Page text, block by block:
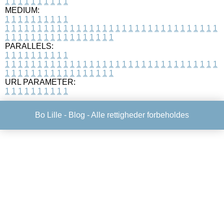
MEDIUM:
1 1 1 1 1 1 1 1 1 1
1 1 1 1 1 1 1 1 1 1 1 1 1 1 1 1 1 1 1 1 1 1 1 1 1 1 1 1 1 1 1 1 1
1 1 1 1 1 1 1 1 1 1 1 1 1 1 1 1 1
PARALLELS:
1 1 1 1 1 1 1 1 1 1
1 1 1 1 1 1 1 1 1 1 1 1 1 1 1 1 1 1 1 1 1 1 1 1 1 1 1 1 1 1 1 1 1
1 1 1 1 1 1 1 1 1 1 1 1 1 1 1 1 1
URL PARAMETER:
1 1 1 1 1 1 1 1 1 1
Bo Lille - Blog - Alle rettigheder forbeholdes